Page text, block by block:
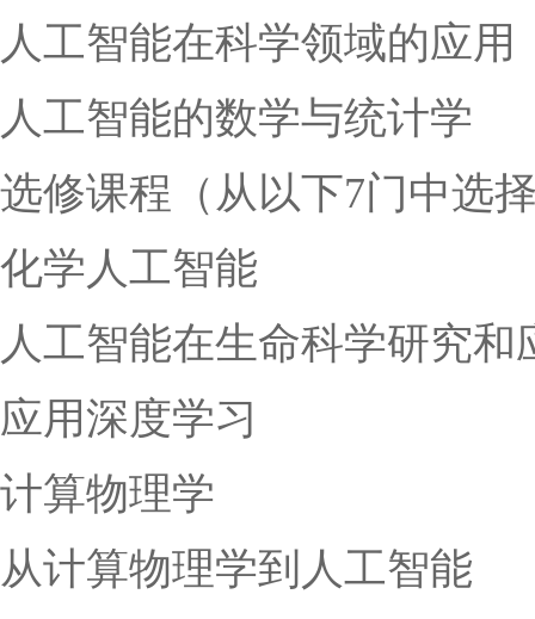
人工智能在科学领域的应用
人工智能的数学与统计学
选修课程（从以下7门中选
化学人工智能
人工智能在生命科学研究和
应用深度学习
计算物理学
从计算物理学到人工智能